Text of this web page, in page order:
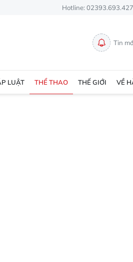
Hotline: 02393.693.427
Tin
LUẬT THỂ THAO THẾ GIỚI VỀ